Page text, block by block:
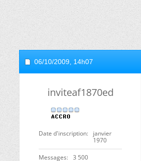
06/10/2009, 14h07
inviteaf1870ed
Date d'inscription
janvier
1970
Messages 3 500